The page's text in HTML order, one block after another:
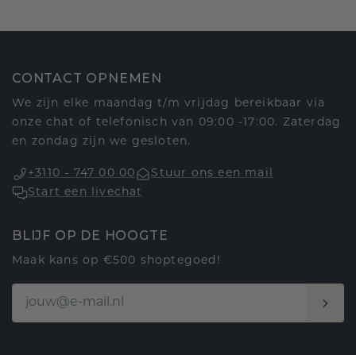
CONTACT OPNEMEN
We zijn elke maandag t/m vrijdag bereikbaar via
onze chat of telefonisch van 09:00 -17:00. Zaterdag
en zondag zijn we gesloten.
+3110 - 747 00 00
Stuur ons een mail
Start een livechat
BLIJF OP DE HOOGTE
Maak kans op €500 shoptegoed!